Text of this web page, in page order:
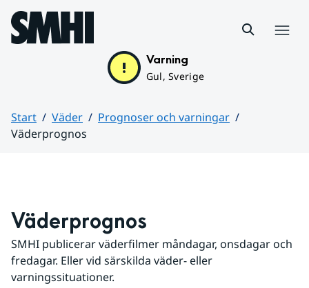
Hoppa till sidans innehåll
Varning
Gul, Sverige
Start Väder
Prognoser och varningar
Väderprognos
Väderprognos
SMHI publicerar väderfilmer måndagar, onsdagar och
fredagar. Eller vid särskilda väder- eller
varningssituationer.